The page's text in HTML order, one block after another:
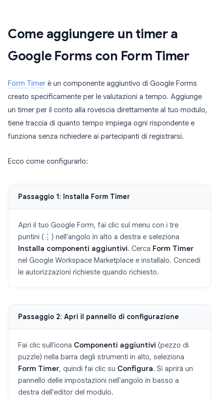
Come aggiungere un timer a
Google Forms con Form Timer
Form Timer è un componente aggiuntivo di Google Forms
creato specificamente per le valutazioni a tempo. Aggiunge
un timer per il conto alla rovescia direttamente al tuo modulo,
tiene traccia di quanto tempo impiega ogni rispondente e
funziona senza richiedere ai partecipanti di registrarsi.
Ecco come configurarlo:
Passaggio 1: Installa Form Timer
Apri il tuo Google Form, fai clic sul menu con i tre
puntini (⋮) nell'angolo in alto a destra e seleziona
Installa componenti aggiuntivi. Cerca Form Timer
nel Google Workspace Marketplace e installalo. Concedi
le autorizzazioni richieste quando richiesto.
Passaggio 2: Apri il pannello di configurazione
Fai clic sull'icona Componenti aggiuntivi (pezzo di
puzzle) nella barra degli strumenti in alto, seleziona
Form Timer, quindi fai clic su Configura. Si aprirà un
pannello delle impostazioni nell'angolo in basso a
destra dell'editor del modulo.